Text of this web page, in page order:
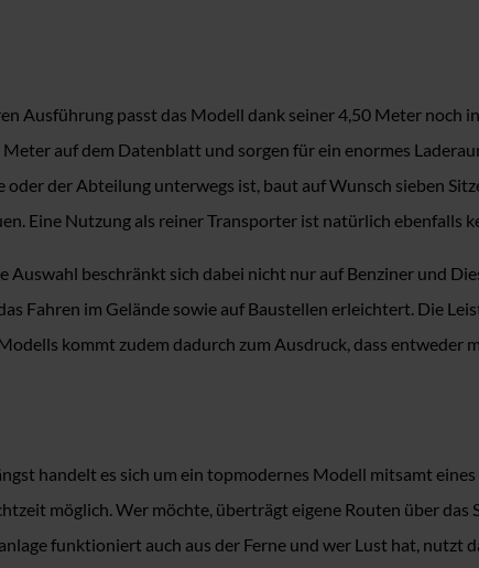
Ausführung passt das Modell dank seiner 4,50 Meter noch
auf dem Datenblatt und sorgen für ein enormes
der Abteilung unterwegs ist, baut auf Wunsch sieben
Eine Nutzung als reiner Transporter ist natürlich ebenfalls
beschränkt sich dabei nicht nur auf Benziner und
Fahren im Gelände sowie auf Baustellen erleichtert. Die
kommt zudem dadurch zum Ausdruck, dass entweder
handelt es sich um ein topmodernes Modell mitsamt
möglich. Wer möchte, überträgt eigene Routen über
funktioniert auch aus der Ferne und wer Lust hat, nutzt